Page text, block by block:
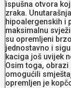
ispušna otvora
zraka.
hipoalergenskih i
maksimalnu
su opremljeni
jednostavno i
kaciga još uvijek
Osim toga,
omogućili
opremljen je